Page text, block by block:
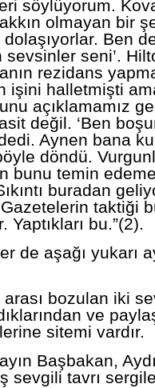
söylüyorum.
olmayan bir
Ben
sevsinler seni’.
rezidans
işini halletmişti
açıklamamız
değil. ‘Ben
Aynen bana
döndü.
bunu temin
buradan
Gazetelerin taktiği
Yaptıkları bu.”(2).
de aşağı yukarı
bozulan iki
ve
sitemi vardır.
Başbakan,
sevgili tavrı